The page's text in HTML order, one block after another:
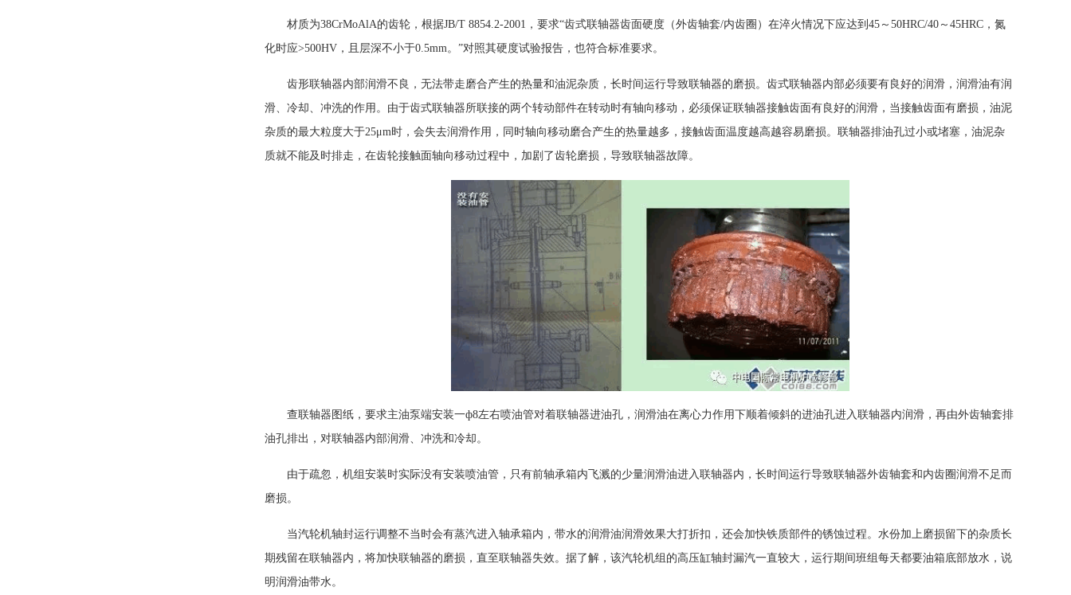
材质为38CrMoAlA的齿轮，根据JB/T 8854.2-2001，要求“齿式联轴器齿面硬度（外齿轴套/内齿圈）在淬火情况下应达到45～50HRC/40～45HRC，氮
化时应>500HV，且层深不小于0.5mm。”对照其硬度试验报告，也符合标准要求。
齿形联轴器内部润滑不良，无法带走磨合产生的热量和油泥杂质，长时间运行导致联轴器的磨损。齿式联轴器内部必须要有良好的润滑，润滑油有润
滑、冷却、冲洗的作用。由于齿式联轴器所联接的两个转动部件在转动时有轴向移动，必须保证联轴器接触齿面有良好的润滑，当接触齿面有磨损，油泥
杂质的最大粒度大于25μm时，会失去润滑作用，同时轴向移动磨合产生的热量越多，接触齿面温度越高越容易磨损。联轴器排油孔过小或堵塞，油泥杂
质就不能及时排走，在齿轮接触面轴向移动过程中，加剧了齿轮磨损，导致联轴器故障。
查联轴器图纸，要求主油泵端安装一ф8左右喷油管对着联轴器进油孔，润滑油在离心力作用下顺着倾斜的进油孔进入联轴器内润滑，再由外齿轴套排
油孔排出，对联轴器内部润滑、冲洗和冷却。
由于疏忽，机组安装时实际没有安装喷油管，只有前轴承箱内飞溅的少量润滑油进入联轴器内，长时间运行导致联轴器外齿轴套和内齿圈润滑不足而
磨损。
当汽轮机轴封运行调整不当时会有蒸汽进入轴承箱内，带水的润滑油润滑效果大打折扣，还会加快铁质部件的锈蚀过程。水份加上磨损留下的杂质长
期残留在联轴器内，将加快联轴器的磨损，直至联轴器失效。据了解，该汽轮机组的高压缸轴封漏汽一直较大，运行期间班组每天都要油箱底部放水，说
明润滑油带水。